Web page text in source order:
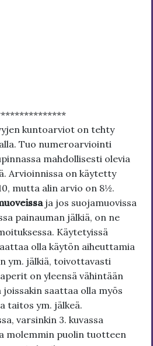
kuntoarviot on tehty
Tuo numeroarviointi
mahdollisesti olevia
Arvioinnissa on käytetty
mutta alin arvio on 8½.
ja jos suojamuovissa
painauman jälkiä, on ne
Käytetyissä
olla käytön aiheuttamia
ym. jälkiä, toivottavasti
on yleensä vähintään
saattaa olla myös
taitos ym. jälkeä.
varsinkin 3. kuvassa
molemmin puolin tuotteen